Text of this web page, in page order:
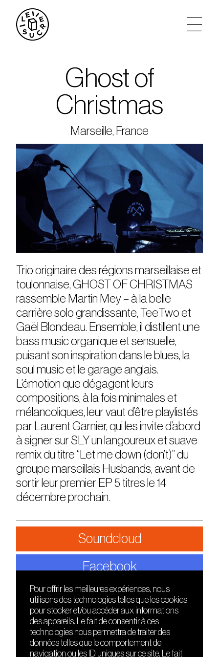
agenda
le sucre max
partenariats
privatisations
Ghost of
Christmas
Marseille, France
Trio originaire des régions marseillaise et
toulonnaise, GHOST OF CHRISTMAS
rassemble Martin Mey – à la belle
carrière solo grandissante, TeeTwo et
Gaël Blondeau. Ensemble, il distillent une
bass music organique et sensuelle,
puisant son inspiration dans le blues, la
soul music et le garage anglais.
L’émotion que dégagent leurs
compositions, à la fois minimales et
mélancoliques, leur vaut d’être playlistés
par Laurent Garnier, qui les invite d’abord
à signer sur SLY un langoureux et suave
remix du titre “Let me down (don’t)” du
groupe marseillais Husbands, avant de
sortir leur premier EP 5 titres le 14
décembre prochain.
Soundcloud
Facebook
DÉCOUVRIR
Le lieu
Contact
Presse
Cours de DJing
TMLAB
FRIENDS
Nuits sonores
HEAT
Hôtel71
La Gaîté Lyrique
Pour offrir les meilleures expériences, nous
utilisons des technologies telles que les cookies
pour stocker et/ou accéder aux informations
des appareils. Le fait de consentir à ces
technologies nous permettra de traiter des
données telles que le comportement de
navigation ou les ID uniques sur ce site. Le fait